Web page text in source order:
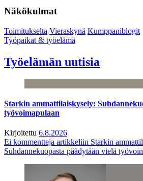
Näkökulmat
Toimitukselta Vieraskynä Kumppaniblogit
Työpaikat & työelämä
Työelämän uutisia
Starkin ammattilaiskysely:
työvoimapulaan
Kirjoitettu 6.8.2026
Ei kommentteja artikkeliin Starkin
Suhdannekuopasta päädytään vielä